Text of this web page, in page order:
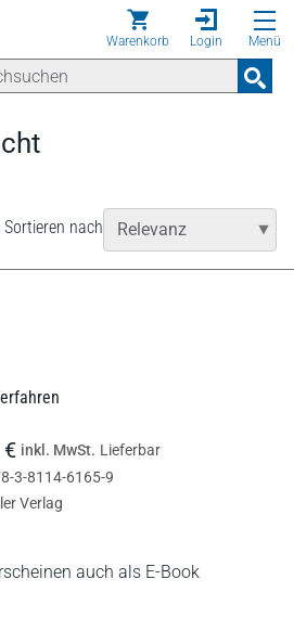
Warenkorb Login Menü
Sortieren nach
auch als E-Book
€ inkl. MwSt. Lieferbar
3-8114-6165-9
Verlag